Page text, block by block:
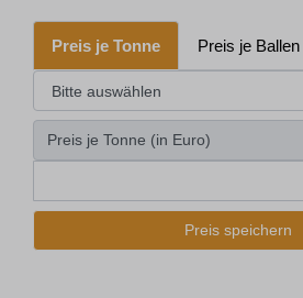
Preis je Tonne Preis je Ballen
Preis je Tonne (in Euro)
Preis speichern